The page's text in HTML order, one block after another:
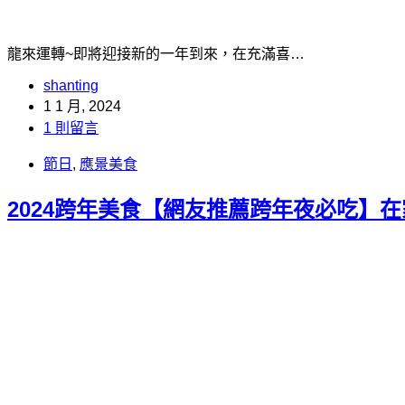
龍來運轉~即將迎接新的一年到來，在充滿喜…
shanting
1 1 月, 2024
1 則留言
節日 , 應景美食
2024跨年美食【網友推薦跨年夜必吃】